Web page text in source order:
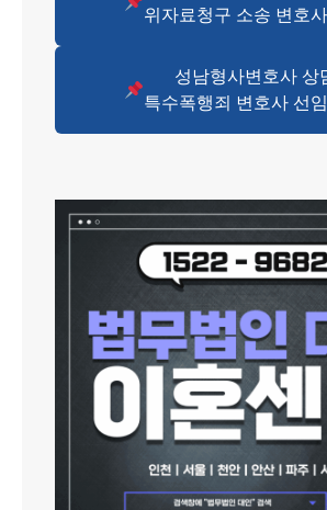
위자료청구 소송 변호
성남형사변호사 상
특수폭행죄 변호사 선